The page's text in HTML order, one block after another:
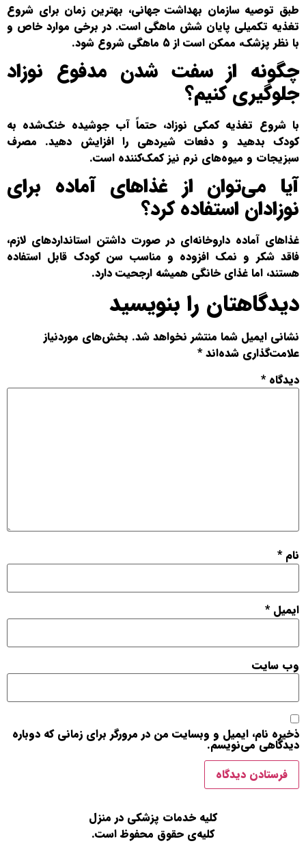
طبق توصیه سازمان بهداشت جهانی، بهترین زمان برای شروع
تغذیه تکمیلی پایان شش ماهگی است. در برخی موارد خاص و
با نظر پزشک، ممکن است از ۵ ماهگی شروع شود.
چگونه از سفت شدن مدفوع نوزاد
جلوگیری کنیم؟
با شروع تغذیه کمکی نوزاد، حتماً آب جوشیده خنک‌شده به
کودک بدهید و دفعات شیردهی را افزایش دهید. مصرف
سبزیجات و میوه‌های نرم نیز کمک‌کننده است.
آیا می‌توان از غذاهای آماده برای
نوزادان استفاده کرد؟
غذاهای آماده داروخانه‌ای در صورت داشتن استانداردهای لازم،
فاقد شکر و نمک افزوده و مناسب سن کودک قابل استفاده
هستند، اما غذای خانگی همیشه ارجحیت دارد.
دیدگاهتان را بنویسید
نشانی ایمیل شما منتشر نخواهد شد. بخش‌های موردنیاز
علامت‌گذاری شده‌اند*
دیدگاه*
نام*
ایمیل*
وب‌ سایت
ذخیره نام، ایمیل و وبسایت من در مرورگر برای زمانی که دوباره
دیدگاهی می‌نویسم.
کلیه خدمات پزشکی در منزل
کلیه‌ی حقوق محفوظ است.